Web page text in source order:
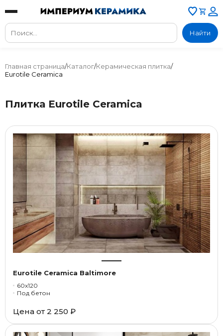
Найти
Главная страница/Каталог/Керамическая плитка/
Eurotile Ceramica
Плитка Eurotile Ceramica
Eurotile Ceramica Baltimore
60x120
Под бетон
Цена от 2 250 ₽